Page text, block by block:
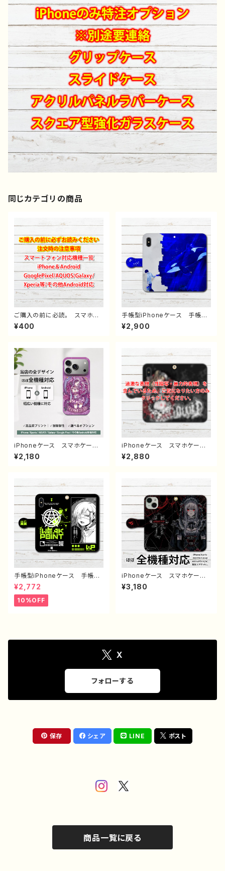
同じカテゴリの商品
ご購入の前に必読。 スマホケ
ース サイズ 一覧 選び方
iPhoneケース Android iP
xel AQUOS OPPO ワイ
モバイル etc. 手帳型 全機
種対応
¥400
手帳型iPhoneケース 手帳型
スマホケース 手帳型 全機種
対応 イラスト 男の子 かっ
い エモい メンズ クール
14/13/12/11 AQUOS Xper
ia Googlepixel Galaxy
Android アンドロイド ケー
ス 個性的 おすすめ 人気
イラストレーター クリエイタ
ー 絵師 オリジナル デザイ
ン グッズ タイトル：少年とシ
ャチ 作：しゅり
¥2,900
iPhoneケース スマホケー
ス イラスト 可愛い女の子
かっこいい女子 おしゃれ服
子 iPhone17/16/15/14/13
ixel Android アンドロイ
ド ケース ピアス タトゥー
黒髪 銀髪 白髪 ミニスカー
ト 生足 フード パーカー
個性的 おすすめ 人気 イラ
ストレーター クリエイター タ
イトル：メデューサ 作：nero
¥2,180
iPhoneケース スマホケー
ス 手帳型 全機種対応 イラ
スト 可愛い女の子 かっこい
ズ 高校生 男子 iPhone1
eria Googlepixel Androi
d アンドロイド ケース 黒
髪 金髪 ツインテール メイ
ド服 ゴシック ピアス 個性
的 おすすめ 人気 イラスト
レーター クリエイター 絵
師 オリジナル デザイン グ
ッズ タイトル：メイド 作：ner
o
¥2,880
手帳型iPhoneケース 手帳型
スマホケース 手帳型 全機種
対応 かっこいい女子 クー
ル おしゃれ イラスト 病み
かわいい エモい iPhone15/
¥2,772
10%OFF
iPhoneケース スマホケー
ス 手帳型 全機種対応 イラ
スト 可愛い女の子 かっこい
的 おすすめ 人気 イラスト
レーター クリエイター 絵
ッズ タイトル：黒野京 デザイン
53 作：黒野京
¥3,180
X
フォローする
保存 シェア LINE ポスト
商品一覧に戻る